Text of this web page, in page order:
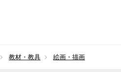
教材・教具 絵画・描画